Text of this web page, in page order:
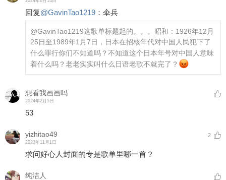
回复@GavinTao1219 ： 伞兵
@GavinTao1219这歌单标题起的。。。昭和：1926年12月
25日至1989年1月7日，日本在招核年代对中国人民犯下了
什么罪行你们不知道吗？不知道这个日本年号对中国人意味
着什么吗？老老实实叫什么日语老歌不就完了？
想看我画画吗
2024年2月5日
53
yizhitao49
2023年11月1日
2
求问好心人封面的专是歌单里哪一首？
纯洁人